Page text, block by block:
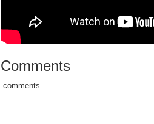
Comments
comments